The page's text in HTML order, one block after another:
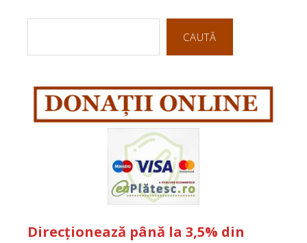
CAUTĂ
Direcționează până la 3,5% din